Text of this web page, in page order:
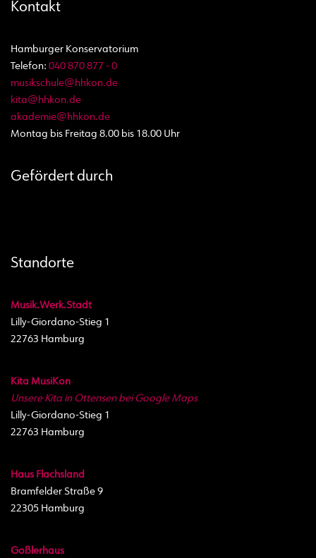
Kontakt
Hamburger Konservatorium
Telefon: 040 870 877 - 0
musikschule@hhkon.de
kita@hhkon.de
akademie@hhkon.de
Montag bis Freitag 8.00 bis 18.00 Uhr
Gefördert durch
Standorte
Musik.Werk.Stadt
Lilly-Giordano-Stieg 1
22763 Hamburg
Kita MusiKon
Unsere Kita in Ottensen bei Google Maps
Lilly-Giordano-Stieg 1
22763 Hamburg
Haus Flachsland
Bramfelder Straße 9
22305 Hamburg
Goßlerhaus